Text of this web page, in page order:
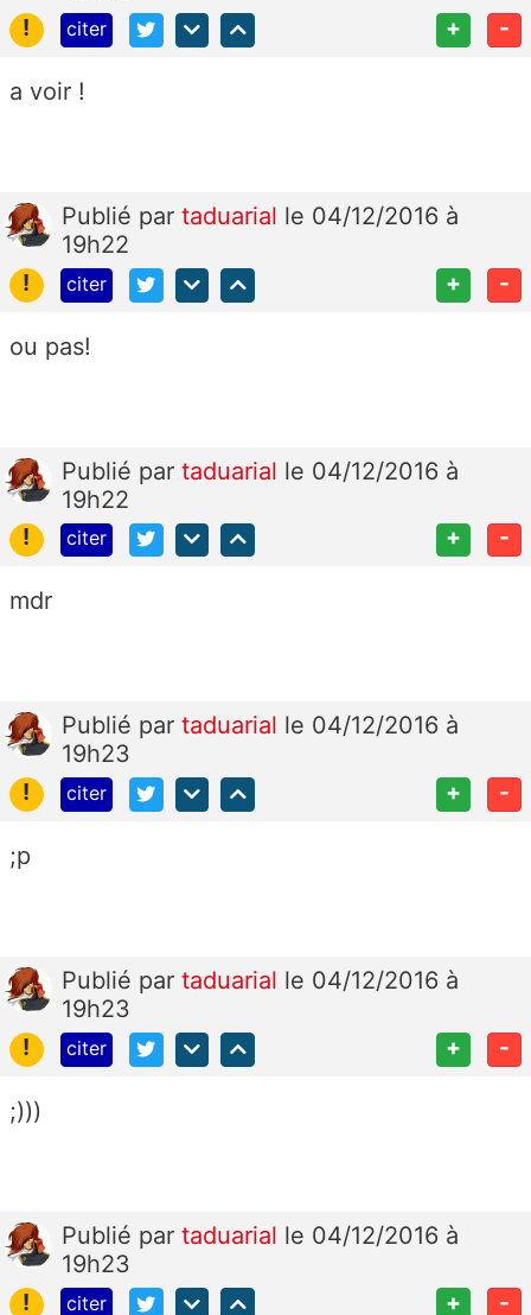
!
citer + -
a voir !
Publié par taduarial le 04/12/2016 à
19h22
!
citer + -
ou pas!
Publié par taduarial le 04/12/2016 à
19h22
!
citer + -
mdr
Publié par taduarial le 04/12/2016 à
19h23
!
citer + -
;p
Publié par taduarial le 04/12/2016 à
19h23
!
citer + -
;)))
Publié par taduarial le 04/12/2016 à
19h23
!
citer + -